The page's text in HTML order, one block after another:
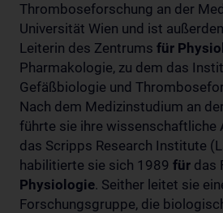
Thromboseforschung an der
Universität Wien und ist
Leiterin des Zentrums für
Pharmakologie, zu dem das
Gefäßbiologie und
Nach dem Medizinstudium an
führte sie ihre wissenschaftliche
das Scripps Research Institute
habilitierte sie sich 1989 für das
Physiologie. Seither leitet sie
Forschungsgruppe, die